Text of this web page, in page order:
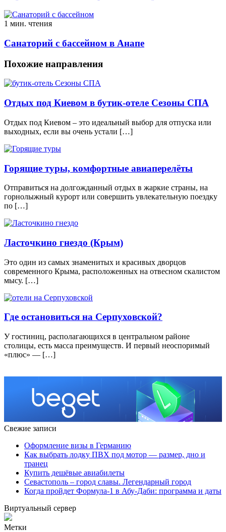
1 мин. чтения
Санаторий с бассейном в Анапе
Похожие направления
Отдых под Киевом в бутик-отеле Сезоны СПА
Отдых под Киевом – это идеальный выбор для отпуска или
выходных, если вы очень устали […]
Горящие туры, комфортные авиаперелёты
Отправиться на долгожданный отдых в жаркие страны, на
горнолыжный курорт или совершить увлекательную поездку
по […]
Ласточкино гнездо (Крым)
Это один из самых знаменитых и красивых дворцов
современного Крыма, расположенных на отвесном скалистом
мысу. […]
Где остановиться на Серпуховской?
У гостиниц, располагающихся в центральном районе
столицы, есть масса преимуществ. И первый неоспоримый
«плюс» — […]
Свежие записи
Оформление визы в Германию
Как выбрать лодку ПВХ под мотор — размер, дно и
транец
Купить дешёвые авиабилеты
Севастополь – город славы. Легендарный город
Когда пройдет Формула-1 в Абу-Даби: программа и даты
Виртуальный сервер
Метки